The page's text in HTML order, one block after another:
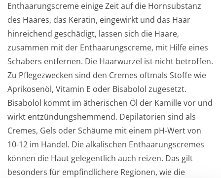
Enthaarungscreme einige Zeit auf die Hornsubstanz
des Haares, das Keratin, eingewirkt und das Haar
hinreichend geschädigt, lassen sich die Haare,
zusammen mit der Enthaarungscreme, mit Hilfe eines
Schabers entfernen. Die Haarwurzel ist nicht betroffen.
Zu Pflegezwecken sind den Cremes oftmals Stoffe wie
Aprikosenöl, Vitamin E oder Bisabolol zugesetzt.
Bisabolol kommt im ätherischen Öl der Kamille vor und
wirkt entzündungshemmend. Depilatorien sind als
Cremes, Gels oder Schäume mit einem pH-Wert von
10-12 im Handel. Die alkalischen Enthaarungscremes
können die Haut gelegentlich auch reizen. Das gilt
besonders für empfindlichere Regionen, wie die